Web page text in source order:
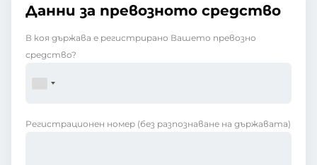
Данни за превозното средство
В коя държава е регистрирано Вашето превозно
средство?
Регистрационен номер (без разпознаване на държавата)